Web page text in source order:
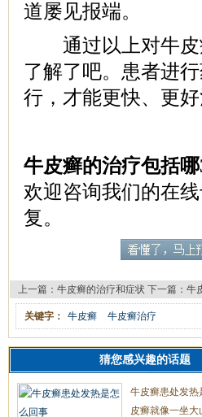
道屡见报端。
通过以上对牛皮
了解了吧。患者进
行，才能更快、更好
牛皮癣的治疗包括
欢迎咨询我们的在
复。
上一篇： 牛皮癣的治疗和症状 下一篇： 牛
关键字： 牛皮癣 牛皮癣治疗
猜您感兴趣的话题
牛皮癣患处发热
皮癣就像一坐大